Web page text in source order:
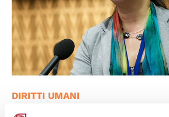
DIRITTI UMANI